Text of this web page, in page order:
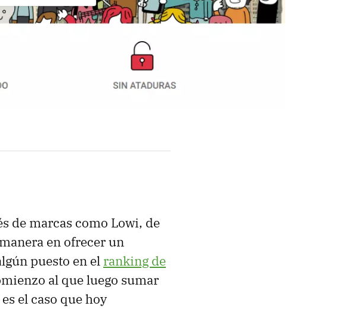
de marcas como Lowi, de
en ofrecer un
puesto en el ranking de
al que luego sumar
el caso que hoy